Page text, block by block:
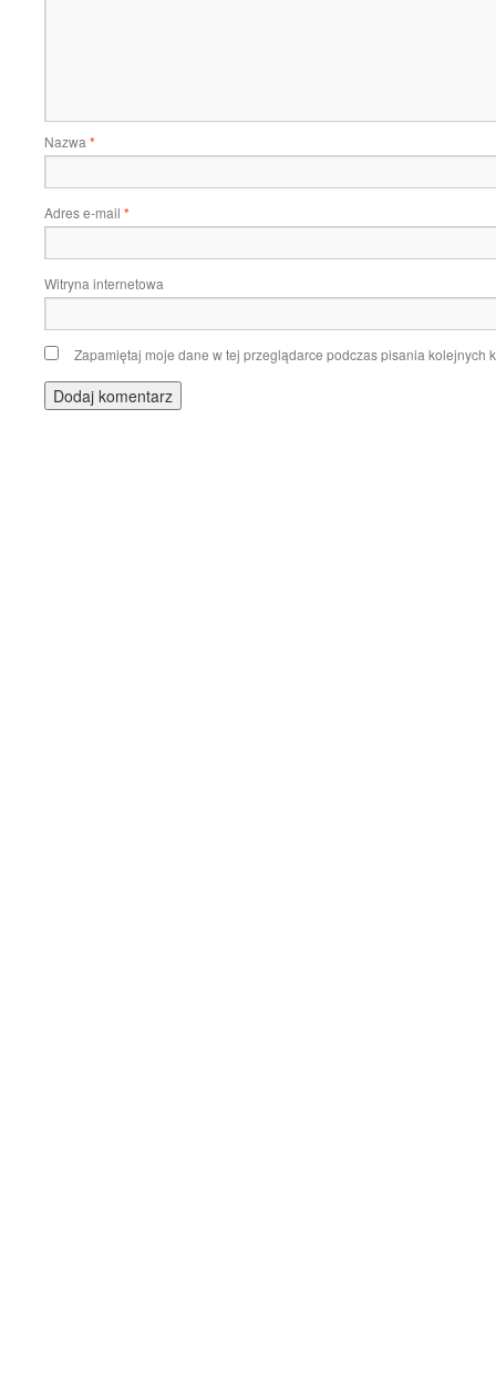
Nazwa *
Adres e-mail *
Witryna internetowa
Zapamiętaj moje dane w tej przeglądarce podczas pisania kolejnych